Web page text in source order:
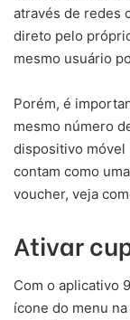
através de redes
direto pelo
mesmo usuário
Porém, é
mesmo número
dispositivo móvel
contam como
voucher, veja
Ativar
Com o aplicativo
ícone do menu